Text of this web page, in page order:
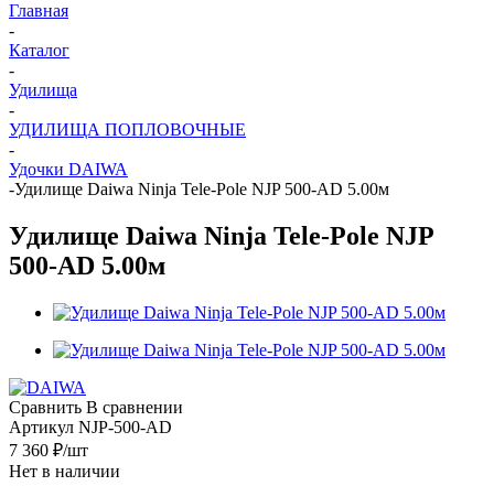
Главная
-
Каталог
-
Удилища
-
УДИЛИЩА ПОПЛОВОЧНЫЕ
-
Удочки DAIWA
-Удилище Daiwa Ninja Tele-Pole NJP 500-AD 5.00м
Удилище Daiwa Ninja Tele-Pole NJP
500-AD 5.00м
Сравнить В сравнении
Артикул NJP-500-AD
7 360 ₽/шт
Нет в наличии